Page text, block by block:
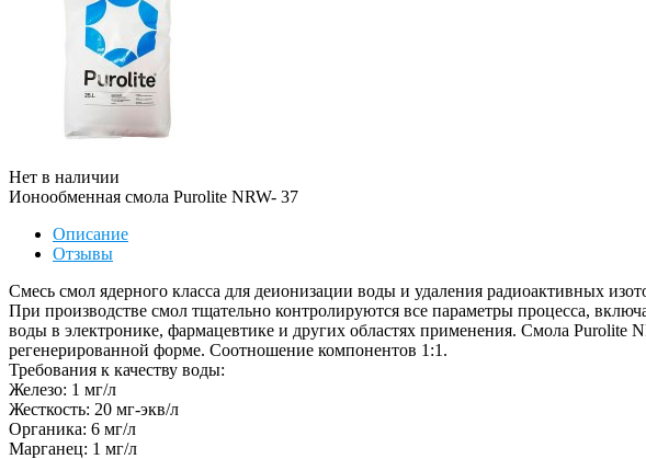
Нет в наличии
Ионообменная смола Purolite NRW- 37
Описание
Отзывы
Смесь смол ядерного класса для деионизации воды и удаления радиоактивных
При производстве смол тщательно контролируются все параметры процесса,
воды в электронике, фармацевтике и других областях применения. Смола
регенерированной форме. Соотношение компонентов 1:1.
Требования к качеству воды:
Железо: 1 мг/л
Жесткость: 20 мг-экв/л
Органика: 6 мг/л
Марганец: 1 мг/л